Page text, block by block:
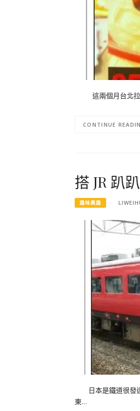
這兩個月台北拉麵
CONTINUE
搭 JR 趴
趣味興趣
日本是鐵道很發達
東…